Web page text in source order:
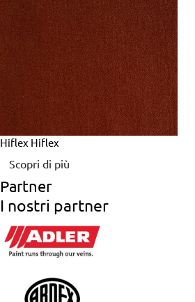
Hiflex Hiflex
Scopri di più
Partner
I nostri partner